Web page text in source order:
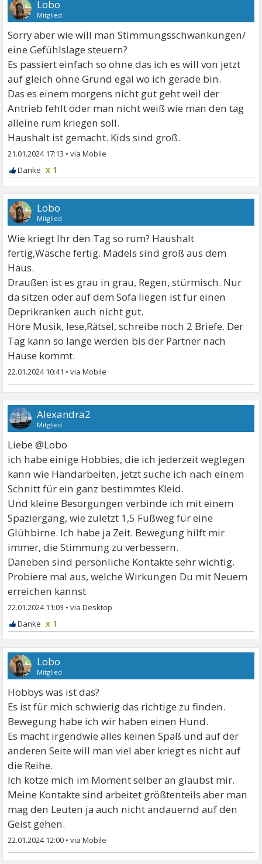
Lobo
Mitglied
Sorry aber wie will man Stimmungsschwankungen/
eine Gefühlslage steuern?
Es passiert einfach so ohne das ich es will von jetzt
auf gleich ohne Grund egal wo ich gerade bin.
Das es einem morgens nicht gut geht weil der
Antrieb fehlt oder man nicht weiß wie man den tag
alleine rum kriegen soll.
Haushalt ist gemacht. Kids sind groß.
21.01.2024 17:13 •
x 1
Lobo
Mitglied
Wie kriegt Ihr den Tag so rum? Haushalt
fertig,Wäsche fertig. Mädels sind groß aus dem
Haus.
Draußen ist es grau in grau, Regen, stürmisch. Nur
da sitzen oder auf dem Sofa liegen ist für einen
Deprikranken auch nicht gut.
Höre Musik, lese,Rätsel, schreibe noch 2 Briefe. Der
Tag kann so lange werden bis der Partner nach
Hause kommt.
22.01.2024 10:41 •
Alexandra2
Mitglied
Liebe @Lobo
ich habe einige Hobbies, die ich jederzeit weglegen
kann wie Handarbeiten, jetzt suche ich nach einem
Schnitt für ein ganz bestimmtes Kleid.
Und kleine Besorgungen verbinde ich mit einem
Spaziergang, wie zuletzt 1,5 Fußweg für eine
Glühbirne. Ich habe ja Zeit. Bewegung hilft mir
immer, die Stimmung zu verbessern.
Daneben sind persönliche Kontakte sehr wichtig.
Probiere mal aus, welche Wirkungen Du mit Neuem
erreichen kannst
22.01.2024 11:03 •
x 1
Lobo
Mitglied
Hobbys was ist das?
Es ist für mich schwierig das richtige zu finden.
Bewegung habe ich wir haben einen Hund.
Es macht irgendwie alles keinen Spaß und auf der
anderen Seite will man viel aber kriegt es nicht auf
die Reihe.
Ich kotze mich im Moment selber an glaubst mir.
Meine Kontakte sind arbeitet größtenteils aber man
mag den Leuten ja auch nicht andauernd auf den
Geist gehen.
22.01.2024 12:00 •